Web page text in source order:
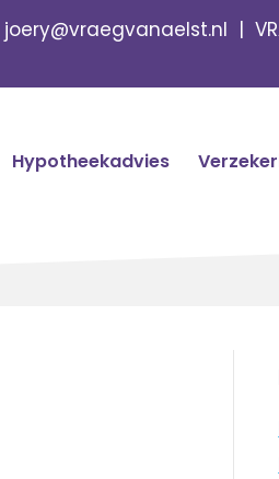
joery@vraegvanaelst.nl |
Hypotheekadvies